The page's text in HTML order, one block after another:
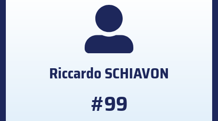
RiccardoSCHIAVON
#99